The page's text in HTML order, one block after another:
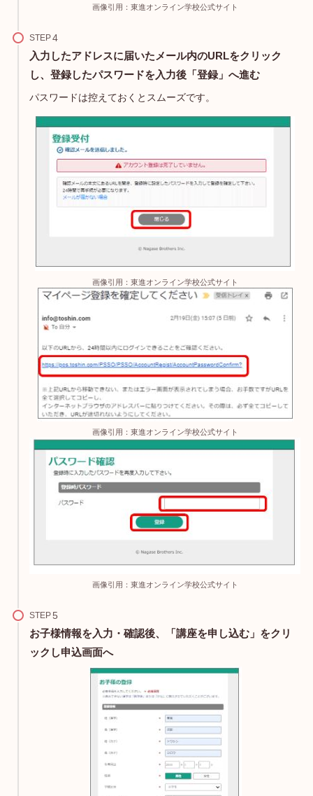
画像引用：東進オンライン学校公式サイト
STEP
入力したアドレスに届いたメール内のURLをクリック
し、登録したパスワードを入力後「登録」へ進む
パスワードは控えておくとスムーズです。
画像引用：東進オンライン学校公式サイト
画像引用：東進オンライン学校公式サイト
画像引用：東進オンライン学校公式サイト
STEP
お子様情報を入力・確認後、「講座を申し込む」をクリ
ックし申込画面へ